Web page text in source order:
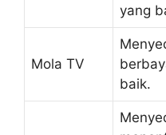
yang
Mola TV
baik.